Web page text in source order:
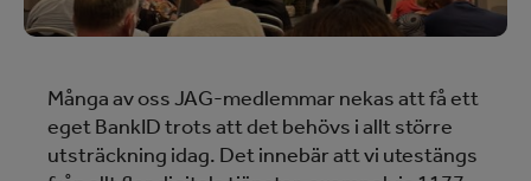
Många av oss JAG-medlemmar nekas att få ett
eget BankID trots att det behövs i allt större
utsträckning idag. Det innebär att vi utestängs